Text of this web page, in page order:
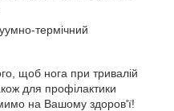
термічний
щоб нога при тривалій
для профілактики
на Вашому здоров'ї!